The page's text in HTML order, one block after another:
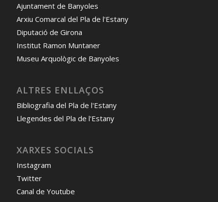
Ajuntament de Banyoles
Arxiu Comarcal del Pla de l'Estany
Diputació de Girona
Institut Ramon Muntaner
Museu Arquològic de Banyoles
ALTRES ENLLAÇOS
Bibliografia del Pla de l'Estany
Llegendes del Pla de l'Estany
XARXES SOCIALS
Instagram
Twitter
Canal de Youtube